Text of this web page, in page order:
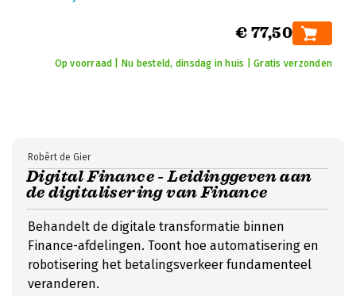
€ 77,50
Op voorraad | Nu besteld, dinsdag in huis | Gratis verzonden
Digital Finance - Leidinggeven aan
de digitalisering van Finance
Robêrt de Gier
Behandelt de digitale transformatie binnen
Finance-afdelingen. Toont hoe automatisering en
robotisering het betalingsverkeer fundamenteel
veranderen.